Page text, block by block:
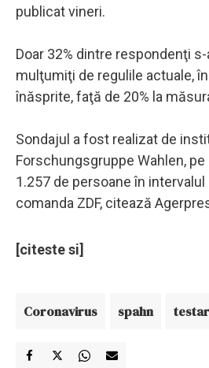
publicat vineri.
Doar 32% dintre respondenţi
mulţumiţi de regulile actuale,
înăsprite, faţă de 20% la
Sondajul a fost realizat de
Forschungsgruppe Wahlen,
1.257 de persoane în
comanda ZDF, citează
[citeste si]
Coronavirus spahn